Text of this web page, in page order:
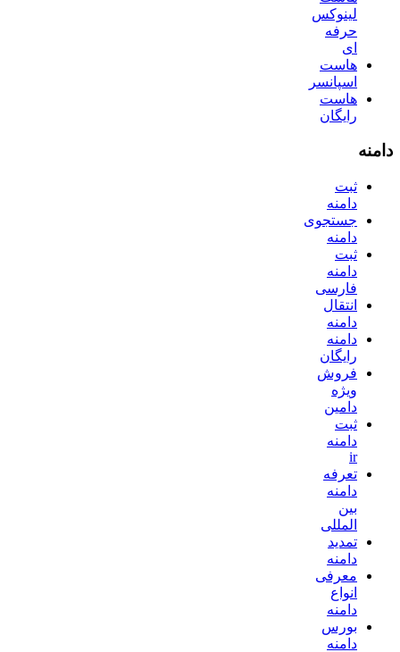
لینوکس
حرفه
ای
هاست
اسپانسر
هاست
رایگان
دامنه
ثبت
دامنه
جستجوی
دامنه
ثبت
دامنه
فارسی
انتقال
دامنه
دامنه
رایگان
فروش
ویژه
دامین
ثبت
دامنه
ir
تعرفه
دامنه
بین
المللی
تمدید
دامنه
معرفی
انواع
دامنه
بورس
دامنه